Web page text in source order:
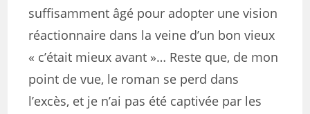
suffisamment âgé pour adopter une vision
réactionnaire dans la veine d’un bon vieux
« c’était mieux avant »… Reste que, de mon
point de vue, le roman se perd dans
l’excès, et je n’ai pas été captivée par les